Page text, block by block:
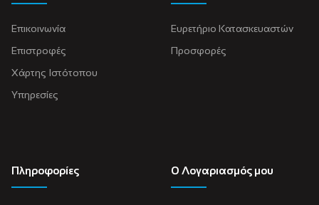
Επικοινωνία
Επιστροφές
Χάρτης Ιστότοπου
Υπηρεσίες
Ευρετήριο Κατασκευαστών
Προσφορές
Πληροφορίες Ο Λογαριασμός μου